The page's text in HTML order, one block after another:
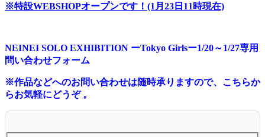
※特設WEBSHOPオープンです！(1月23日11時現在)
NEINEI SOLO EXHIBITION ーTokyo Girlsー1/20～1/27専用
問い合わせフォーム
※作品などへのお問い合わせは随時承りますので、こちらか
らお気軽にどうぞ 。